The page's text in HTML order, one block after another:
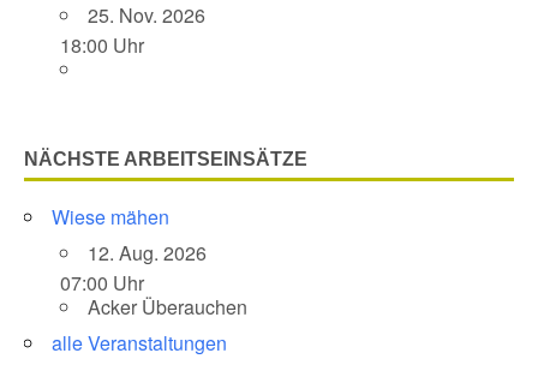
25. Nov. 2026
18:00 Uhr
NÄCHSTE ARBEITSEINSÄTZE
Wiese mähen
12. Aug. 2026
07:00 Uhr
Acker Überauchen
alle Veranstaltungen